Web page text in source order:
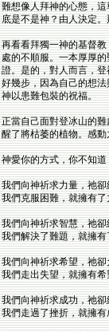
難想像人拜神的心態，
底是不是神？由人決定
再看看拜獨一神的基督
處的不順服。一本厚厚
證。是的，對人而言，
好幾步，因為自己的想
神以患難包裝的祝福。
正當自己面對登冰山的
醒了將枯萎的植物。感
神愛你的方式，你不知道
我們向神祈求力量，祂
我們克服困難，就擁有了
我們向神祈求智慧，祂
我們解決了難題，就擁有
我們向神祈求希望，祂
我們走出失望，就擁有希
我們向神祈求成功，祂
我們走過了挫折，就擁有